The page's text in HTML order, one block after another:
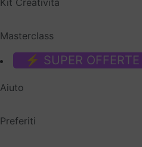
Masterclass
⚡ SUPER OFFERTE
Aiuto
Preferiti